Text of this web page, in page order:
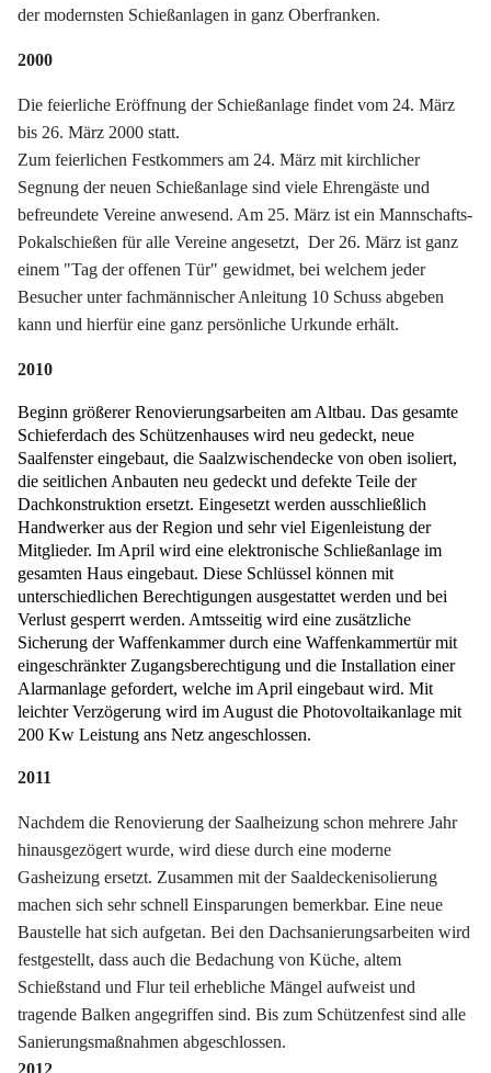
der modernsten Schießanlagen in ganz Oberfranken.
2000
Die feierliche Eröffnung der Schießanlage findet vom 24. März
bis 26. März 2000 statt.
Zum feierlichen Festkommers am 24. März mit kirchlicher
Segnung der neuen Schießanlage sind viele Ehrengäste und
befreundete Vereine anwesend. Am 25. März ist ein Mannschafts-
Pokalschießen für alle Vereine angesetzt, Der 26. März ist ganz
einem "Tag der offenen Tür" gewidmet, bei welchem jeder
Besucher unter fachmännischer Anleitung 10 Schuss abgeben
kann und hierfür eine ganz persönliche Urkunde erhält.
2010
Beginn größerer Renovierungsarbeiten am Altbau. Das gesamte
Schieferdach des Schützenhauses wird neu gedeckt, neue
Saalfenster eingebaut, die Saalzwischendecke von oben isoliert,
die seitlichen Anbauten neu gedeckt und defekte Teile der
Dachkonstruktion ersetzt. Eingesetzt werden ausschließlich
Handwerker aus der Region und sehr viel Eigenleistung der
Mitglieder. Im April wird eine elektronische Schließanlage im
gesamten Haus eingebaut. Diese Schlüssel können mit
unterschiedlichen Berechtigungen ausgestattet werden und bei
Verlust gesperrt werden. Amtsseitig wird eine zusätzliche
Sicherung der Waffenkammer durch eine Waffenkammertür mit
eingeschränkter Zugangsberechtigung und die Installation einer
Alarmanlage gefordert, welche im April eingebaut wird. Mit
leichter Verzögerung wird im August die Photovoltaikanlage mit
200 Kw Leistung ans Netz angeschlossen.
2011
Nachdem die Renovierung der Saalheizung schon mehrere Jahr
hinausgezögert wurde, wird diese durch eine moderne
Gasheizung ersetzt. Zusammen mit der Saaldeckenisolierung
machen sich sehr schnell Einsparungen bemerkbar. Eine neue
Baustelle hat sich aufgetan. Bei den Dachsanierungsarbeiten wird
festgestellt, dass auch die Bedachung von Küche, altem
Schießstand und Flur teil erhebliche Mängel aufweist und
tragende Balken angegriffen sind. Bis zum Schützenfest sind alle
Sanierungsmaßnahmen abgeschlossen.
2012